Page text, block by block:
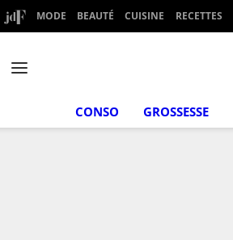
MODE BEAUTÉ CUISINE RECETTES
CONSO GROSSESSE